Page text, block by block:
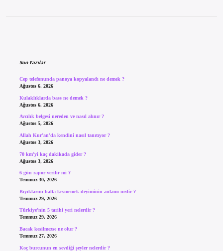
Son Yazılar
Cep telefonunda panoya kopyalandı ne demek ?
Ağustos 6, 2026
Kulaklıklarda bass ne demek ?
Ağustos 6, 2026
Avcılık belgesi nereden ve nasıl alınır ?
Ağustos 5, 2026
Allah Kur’an’da kendini nasıl tanıtıyor ?
Ağustos 3, 2026
70 km’yi kaç dakikada gider ?
Ağustos 3, 2026
6 gün rapor verilir mi ?
Temmuz 30, 2026
Bıyıklarını balta kesmemek deyiminin anlamı nedir ?
Temmuz 29, 2026
Türkiye’nin 5 tarihi yeri nelerdir ?
Temmuz 29, 2026
Bacak kesilmezse ne olur ?
Temmuz 27, 2026
Koç burcunun en sevdiği şeyler nelerdir ?